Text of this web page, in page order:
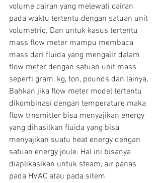
volume cairan yang melewati cairan
pada waktu tertentu dengan satuan unit
volumetric. Dan untuk kasus tertentu
mass flow meter mampu membaca
mass dari fluida yang mengalir dalam
flow meter dengan satuan unit mass
seperti gram, kg, ton, pounds dan lainya,
Bahkan jika flow meter model tertentu
dikombinasi dengan temperature maka
flow trnsmitter bisa menyajikan energy
yang dihasilkan fluida yang bisa
menyajikan suatu heat energy dengan
satuan energy joule. Hal ini bisanya
diaplikasikan untuk steam, air panas
pada HVAC atau pada sitem